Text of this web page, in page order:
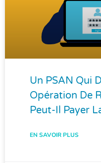
Un PSAN Qui
Opération De
Peut-Il Payer
EN SAVOIR PLUS